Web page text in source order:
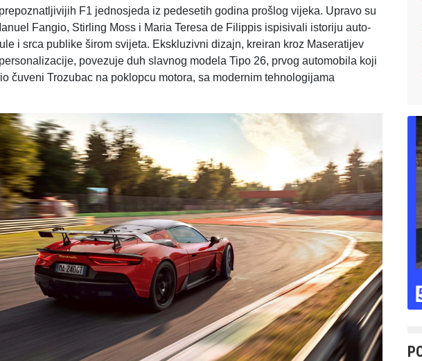
F1 jednosjeda iz pedesetih godina prošlog vijeka. Upravo su
Fangio, Stirling Moss i Maria Teresa de Filippis ispisivali istoriju auto-
i srca publike širom svijeta. Ekskluzivni dizajn, kreiran kroz Maseratijev
povezuje duh slavnog modela Tipo 26, prvog automobila koji
čuveni Trozubac na poklopcu motora, sa modernim tehnologijama